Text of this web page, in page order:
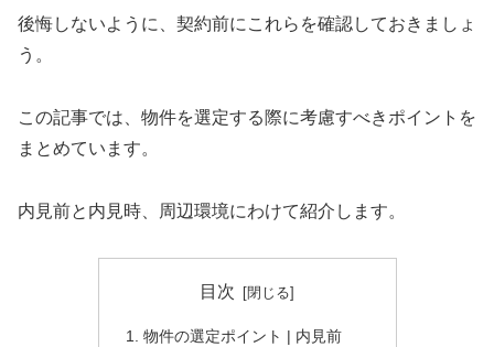
後悔しないように、契約前にこれらを確認しておきましょ
う。
この記事では、物件を選定する際に考慮すべきポイントを
まとめています。
内見前と内見時、周辺環境にわけて紹介します。
目次
物件の選定ポイント | 内見前